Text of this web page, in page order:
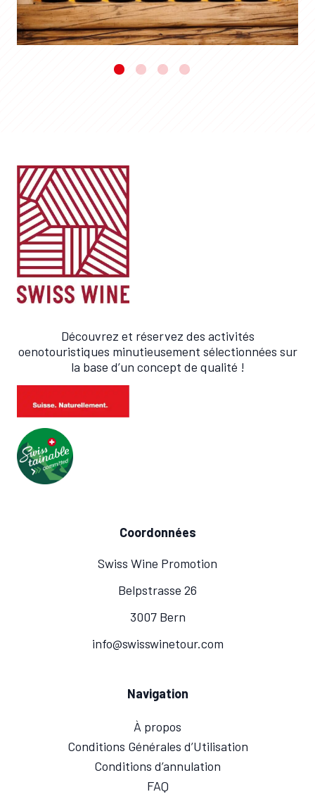
Découvrez et réservez des activités
oenotouristiques minutieusement sélectionnées sur
la base d’un concept de qualité !
Coordonnées
Swiss Wine Promotion
Belpstrasse 26
3007 Bern
info@swisswinetour.com
Navigation
À propos
Conditions Générales d’Utilisation
Conditions d’annulation
FAQ